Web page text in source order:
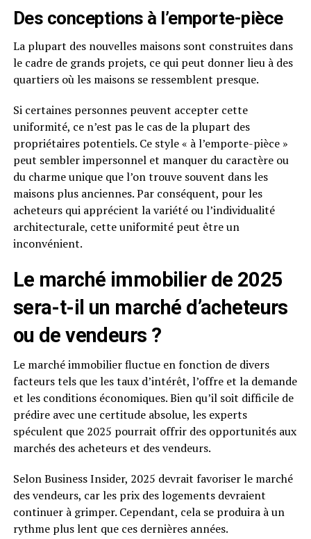
Des conceptions à l’emporte-pièce
La plupart des nouvelles maisons sont construites dans
le cadre de grands projets, ce qui peut donner lieu à des
quartiers où les maisons se ressemblent presque.
Si certaines personnes peuvent accepter cette
uniformité, ce n’est pas le cas de la plupart des
propriétaires potentiels. Ce style « à l’emporte-pièce »
peut sembler impersonnel et manquer du caractère ou
du charme unique que l’on trouve souvent dans les
maisons plus anciennes. Par conséquent, pour les
acheteurs qui apprécient la variété ou l’individualité
architecturale, cette uniformité peut être un
inconvénient.
Le marché immobilier de 2025
sera-t-il un marché d’acheteurs
ou de vendeurs ?
Le marché immobilier fluctue en fonction de divers
facteurs tels que les taux d’intérêt, l’offre et la demande
et les conditions économiques. Bien qu’il soit difficile de
prédire avec une certitude absolue, les experts
spéculent que 2025 pourrait offrir des opportunités aux
marchés des acheteurs et des vendeurs.
Selon Business Insider, 2025 devrait favoriser le marché
des vendeurs, car les prix des logements devraient
continuer à grimper. Cependant, cela se produira à un
rythme plus lent que ces dernières années.